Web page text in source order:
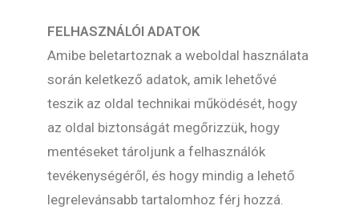
FELHASZNÁLÓI ADATOK
Amibe beletartoznak a weboldal használata
során keletkező adatok, amik lehetővé
teszik az oldal technikai működését, hogy
az oldal biztonságát megőrizzük, hogy
mentéseket tároljunk a felhasználók
tevékenységéről, és hogy mindig a lehető
legrelevánsabb tartalomhoz férj hozzá.